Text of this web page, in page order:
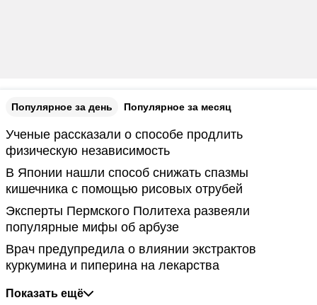
Популярное за день Популярное за месяц
Ученые рассказали о способе продлить
физическую независимость
В Японии нашли способ снижать спазмы
кишечника с помощью рисовых отрубей
Эксперты Пермского Политеха развеяли
популярные мифы об арбузе
Врач предупредила о влиянии экстрактов
куркумина и пиперина на лекарства
Показать ещё